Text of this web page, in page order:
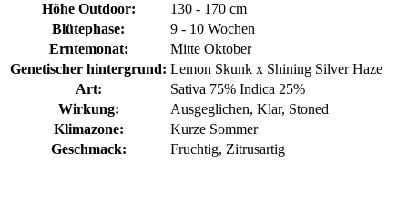
Höhe Outdoor:
130 - 170 cm
Blütephase:
9 - 10 Wochen
Erntemonat:
Mitte Oktober
Genetischer hintergrund: Lemon Skunk x Shining Silver Haze
Art:
Sativa 75% Indica 25%
Wirkung:
Ausgeglichen, Klar, Stoned
Klimazone:
Kurze Sommer
Geschmack:
Fruchtig, Zitrusartig